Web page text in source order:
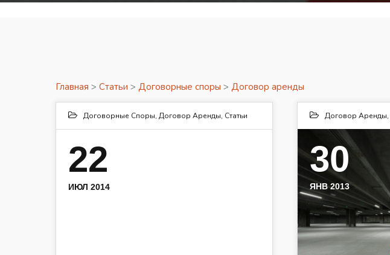
Главная > Статьи > Договорные споры > Договор аренды
Договорные Споры, Договор Аренды, Статьи
22
ИЮЛ 2014
Договор Аренды,
30
ЯНВ 2013